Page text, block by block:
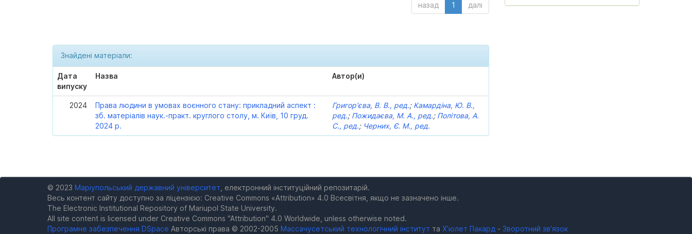
назад 1 далі
Знайдені матеріали:
Дата
випуску
Назва Автор(и)
2024
Права людини в умовах воєнного стану: прикладний аспект :
зб. матеріалів наук.-практ. круглого столу, м. Київ, 10 груд.
2024 р.
Григор’єва, В. В., ред.; Камардіна, Ю. В.,
ред.; Пожидаєва, М. А., ред.; Політова, А.
С., ред.; Черних, Є. М., ред.
© 2023 Маріупольський державний університет , електронний інституційний репозитарій.
Весь контент сайту доступно за ліцензією: Creative Commons «Attribution» 4.0 Всесвітня, якщо не зазначено інше.
The Electronic Institutional Repository of Mariupol State University.
All site content is licensed under Creative Commons "Attribution" 4.0 Worldwide, unless otherwise noted.
Програмне забезпечення DSpace Авторські права © 2002-2005 Массачусетський технологічний інститут та Х’юлет Пакард - Зворотний зв’язок